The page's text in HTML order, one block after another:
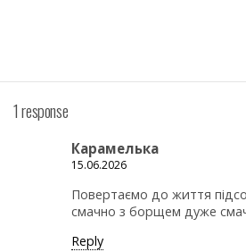
1 response
Карамелька
15.06.2026
Повертаємо до життя
смачно з борщем дуже
Reply